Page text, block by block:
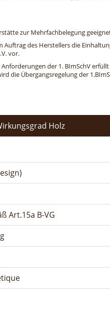
zur Mehrfachbelegung
des Herstellers die
vor.
der 1. BImSchV
die Übergangsregelung der
Holz
Art.15a B-VG